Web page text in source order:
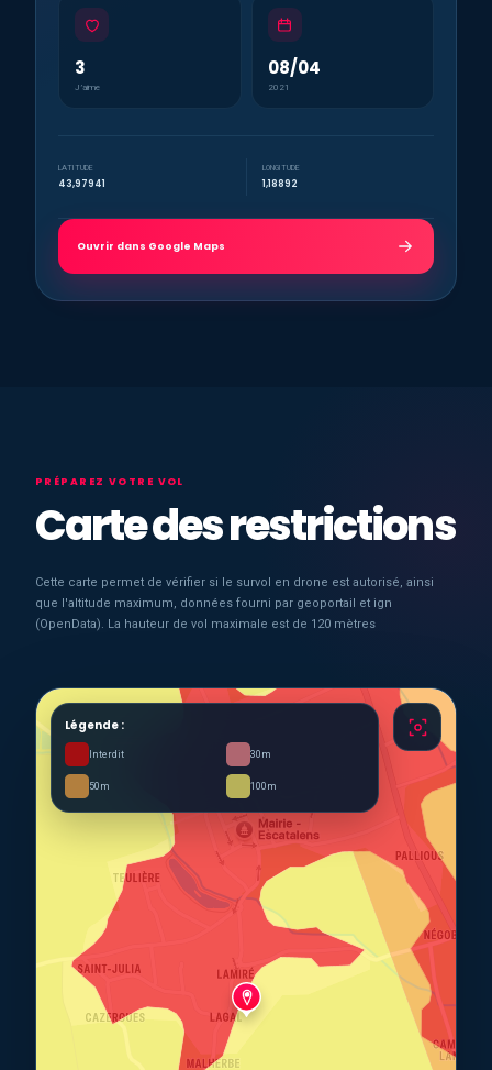
3
J’aime
08/04
2021
LATITUDE
43,97941
LONGITUDE
1,18892
Ouvrir dans Google Maps
PRÉPAREZ VOTRE VOL
Carte des restrictions
Cette carte permet de vérifier si le survol en drone est autorisé, ainsi
que l'altitude maximum, données fourni par geoportail et ign
(OpenData). La hauteur de vol maximale est de 120 mètres
Légende :
Interdit 30m
50m 100m